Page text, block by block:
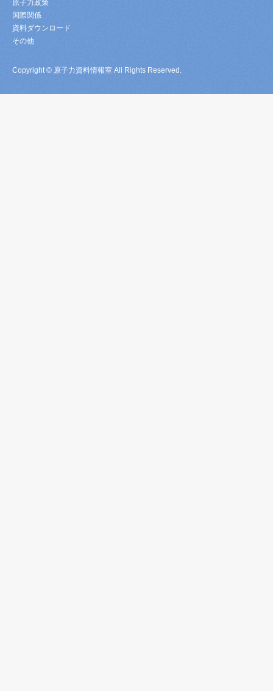
原子力政策
国際関係
資料ダウンロード
その他
Copyright © 原子力資料情報室 All Rights Reserved.